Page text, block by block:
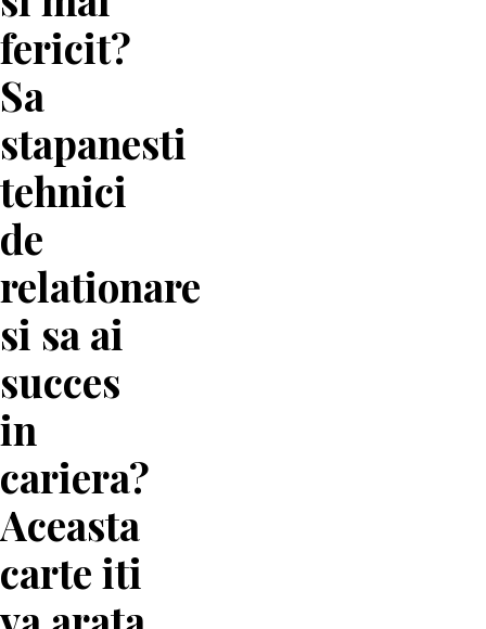
fericit?
Sa
stapanesti
tehnici
de
relationare
si sa ai
succes
in
cariera?
Aceasta
carte iti